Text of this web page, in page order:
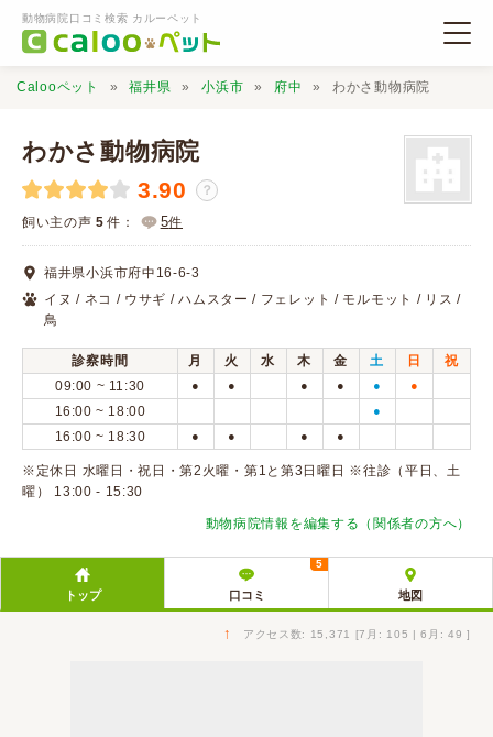
動物病院口コミ検索 カルーペット
動物病院検索
口コミ検索
Calooペットとは？
口コミ投稿
Calooペット 福井県 小浜市 府中 わかさ動物病院
わかさ動物病院
3.90 ？
飼い主の声 5 件： 5件
福井県小浜市府中16-6-3
イヌ / ネコ / ウサギ / ハムスター / フェレット / モルモット / リス /
鳥
診察時間 月 火 水 木 金 土 日
祝
09:00 ~ 11:30
● ● ● ● ● ●
16:00 ~ 18:00 ●
16:00 ~ 18:30 ● ● ● ●
※定休日 水曜日・祝日・第2火曜・第1と第3日曜日 ※往診（平日、土
曜） 13:00 - 15:30
動物病院情報を編集する（関係者の方へ）
トップ 口コミ
5
地図
↑ アクセス数: 15,371 [7月: 105 | 6月: 49 ]